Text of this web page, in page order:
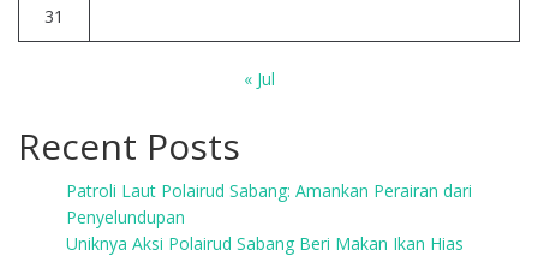
31
« Jul
Recent Posts
Patroli Laut Polairud Sabang: Amankan Perairan dari
Penyelundupan
Uniknya Aksi Polairud Sabang Beri Makan Ikan Hias